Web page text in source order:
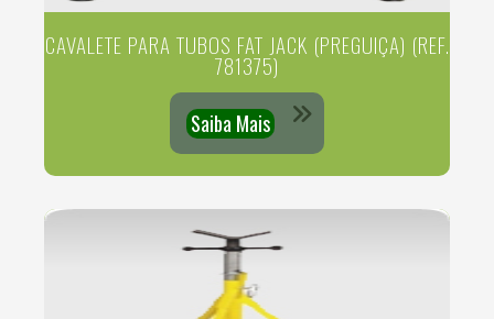
CAVALETE PARA TUBOS FAT JACK (PREGUIÇA) (REF.
781375)
Saiba Mais